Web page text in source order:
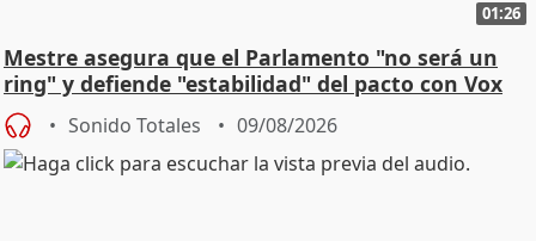
01:26
Mestre asegura que el Parlamento "no será un
ring" y defiende "estabilidad" del pacto con Vox
Sonido Totales 09/08/2026